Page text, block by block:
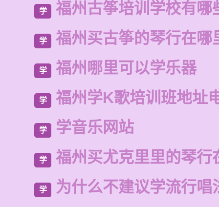
学 福州古筝培训学校有哪
学 福州买古筝的琴行在哪
学 福州哪里可以学乐器
学 福州学K歌培训班地址
学 学音乐网站
学 福州买尤克里里的琴行
学 为什么不建议学流行唱